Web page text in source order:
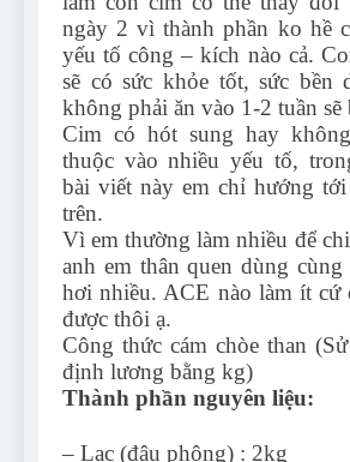
ngày 2 vì thành phần ko hề
yếu tố công – kích nào cả.
sẽ có sức khỏe tốt, sức bền
không phải ăn vào 1-2 tuần sẽ
Cim có hót sung hay
thuộc vào nhiều yếu tố,
bài viết này em chỉ hướng
trên.
Vì em thường làm nhiều để
anh em thân quen dùng
hơi nhiều. ACE nào làm ít cứ
được thôi ạ.
Công thức cám chòe than
định lương bằng kg)
Thành phần nguyên liệu:
– Lạc (đậu phộng) : 2kg